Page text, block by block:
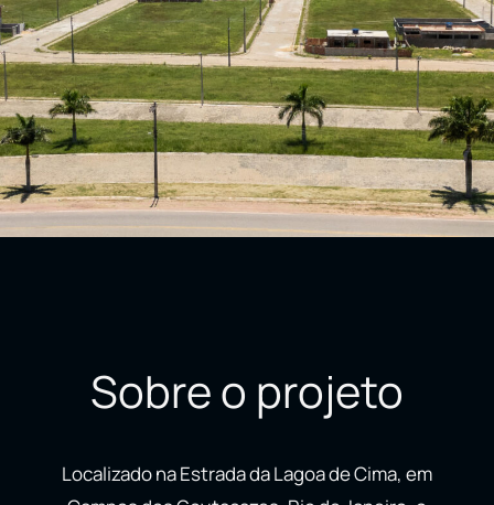
Sobre o projeto
Localizado na Estrada da Lagoa de Cima, em